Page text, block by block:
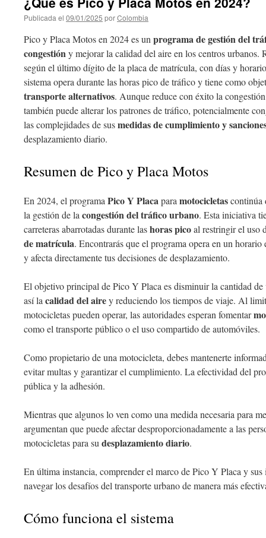
Publicada el 09/01/2025 porColombia
Pico y Placa Motos en 2024 es un programa de gestión del
congestióny mejorar la calidad del aire en los centros urbanos.
según el último dígito de la placa de matrícula, con días y
sistema opera durante las horas pico de tráfico y tiene como
transporte alternativos. Aunque reduce con éxito la
también puede alterar los patrones de tráfico, potencialmente
las complejidades de susmedidas de cumplimiento y
desplazamiento diario.
Resumen de Pico y Placa Motos
En 2024, el programa Pico Y Placapara motocicletascontinúa
la gestión de la congestión del tráfico urbano. Esta iniciativa
carreteras abarrotadas durante lashoras picoal restringir el uso
de matrícula. Encontrarás que el programa opera en un
y afecta directamente tus decisiones de desplazamiento.
El objetivo principal de Pico Y Placa es disminuir la cantidad
así la calidad del airey reduciendo los tiempos de viaje. Al
motocicletas pueden operar, las autoridades esperan fomentar
como el transporte público o el uso compartido de automóviles.
Como propietario de una motocicleta, debes mantenerte
evitar multas y garantizar el cumplimiento. La efectividad del
pública y la adhesión.
Mientras que algunos lo ven como una medida necesaria para
argumentan que puede afectar desproporcionadamente a las
motocicletas para su desplazamiento diario.
En última instancia, comprender el marco de Pico Y Placa y
navegar los desafíos del transporte urbano de manera más
Cómo funciona el sistema